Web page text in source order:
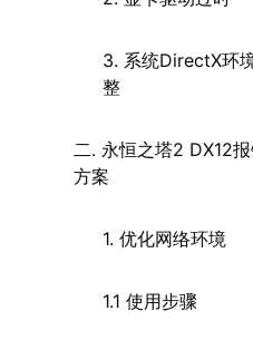
3. 系统DirectX环
整
二. 永恒之塔2 DX12
方案
1. 优化网络环境
1.1 使用步骤